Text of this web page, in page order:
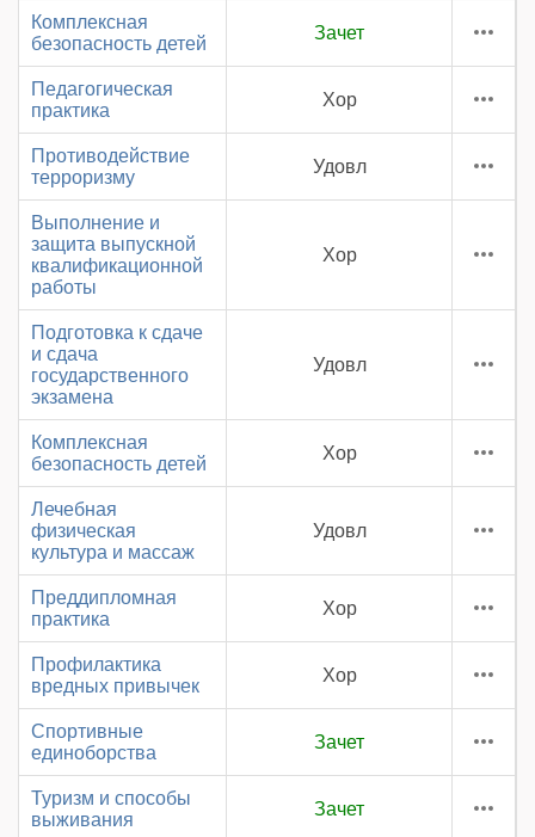
Комплексная
безопасность детей
Зачет
Педагогическая
практика
Хор
Противодействие
терроризму
Удовл
Выполнение и
защита выпускной
квалификационной
работы
Хор
Подготовка к сдаче
и сдача
государственного
экзамена
Удовл
Комплексная
безопасность детей
Хор
Лечебная
физическая
культура и массаж
Удовл
Преддипломная
практика
Хор
Профилактика
вредных привычек
Хор
Спортивные
единоборства
Зачет
Туризм и способы
выживания
Зачет